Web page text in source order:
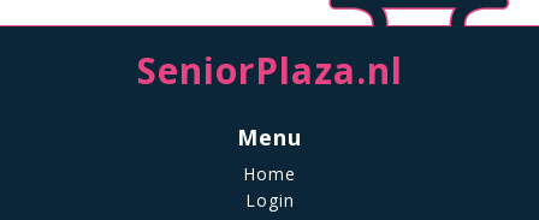
SeniorPlaza.nl
Menu
Home
Login